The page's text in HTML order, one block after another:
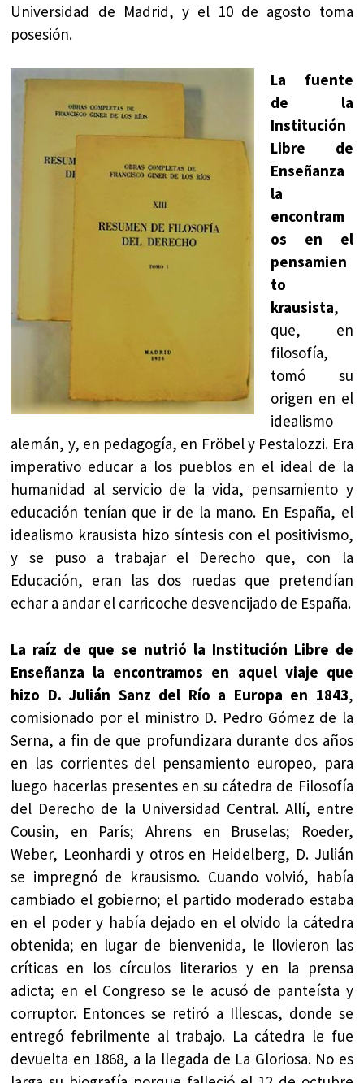
Universidad de Madrid, y el 10 de agosto toma
posesión.
La fuente
de la
Institución
Libre de
Enseñanza
la
encontram
os en el
pensamien
to
krausista,
que, en
filosofía,
tomó su
origen en el
idealismo
alemán, y, en pedagogía, en Fröbel y Pestalozzi. Era
imperativo educar a los pueblos en el ideal de la
humanidad al servicio de la vida, pensamiento y
educación tenían que ir de la mano. En España, el
idealismo krausista hizo síntesis con el positivismo,
y se puso a trabajar el Derecho que, con la
Educación, eran las dos ruedas que pretendían
echar a andar el carricoche desvencijado de España.
La raíz de que se nutrió la Institución Libre de
Enseñanza la encontramos en aquel viaje que
hizo D. Julián Sanz del Río a Europa en 1843,
comisionado por el ministro D. Pedro Gómez de la
Serna, a fin de que profundizara durante dos años
en las corrientes del pensamiento europeo, para
luego hacerlas presentes en su cátedra de Filosofía
del Derecho de la Universidad Central. Allí, entre
Cousin, en París; Ahrens en Bruselas; Roeder,
Weber, Leonhardi y otros en Heidelberg, D. Julián
se impregnó de krausismo. Cuando volvió, había
cambiado el gobierno; el partido moderado estaba
en el poder y había dejado en el olvido la cátedra
obtenida; en lugar de bienvenida, le llovieron las
críticas en los círculos literarios y en la prensa
adicta; en el Congreso se le acusó de panteísta y
corruptor. Entonces se retiró a Illescas, donde se
entregó febrilmente al trabajo. La cátedra le fue
devuelta en 1868, a la llegada de La Gloriosa. No es